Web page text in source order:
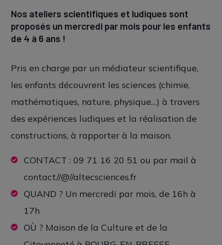
Nos ateliers scientifiques et ludiques sont
proposés un mercredi par mois pour les enfants
de 4 à 6 ans !
Pris en charge par un médiateur scientifique,
les enfants découvrent les sciences (chimie,
mathématiques, nature, physique…) à travers
des expériences ludiques et la réalisation de
constructions, à rapporter à la maison.
CONTACT : 09 71 16 20 51 ou par mail à
contact//@//altecsciences.fr
QUAND ? Un mercredi par mois, de 16h à
17h
OÙ ? Maison de la Culture et de la